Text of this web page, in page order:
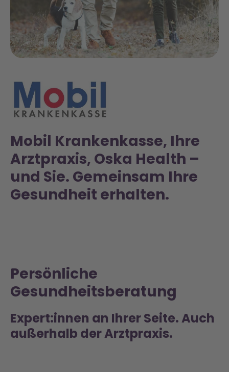
Mobil Krankenkasse, Ihre
Arztpraxis, Oska Health –
und Sie. Gemeinsam Ihre
Gesundheit erhalten.
Persönliche
Gesundheitsberatung
Expert:innen an Ihrer Seite. Auch
außerhalb der Arztpraxis.